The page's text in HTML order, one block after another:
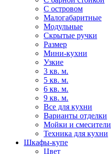
С островом
Малогабаритные
Модульные
Скрытые ручки
Размер
Мини-кухни
Узкие
3 кв. м.
5 кв. м.
6 кв. м.
9 кв. м.
Все для кухни
Варианты отделки
Мойки и смесители
Техника для кухни
Шкафы-купе
Цвет